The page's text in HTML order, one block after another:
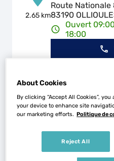
2.65 km
Route Nationale
83190
Ouvert
18:00
2 GARAGE
Ouvert
18:00
About Cookies
By clicking “Accept All Cookies”,
your device to enhance site
our marketing efforts. Politique de
Reject All